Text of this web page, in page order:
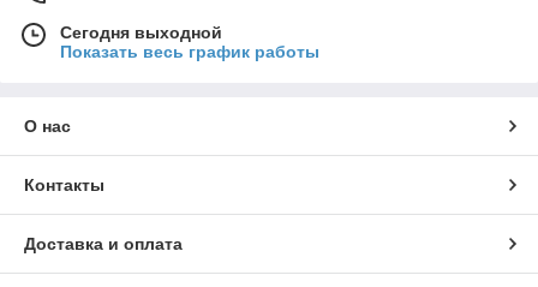
Сегодня выходной
Показать весь график работы
О нас
Контакты
Доставка и оплата